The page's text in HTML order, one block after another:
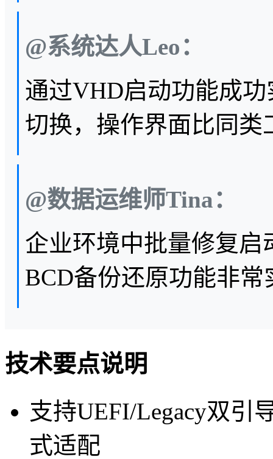
@系统达人Leo：
通过VHD启动功能成
切换，操作界面比同
@数据运维师Tina：
企业环境中批量修复
BCD备份还原功能非常
技术要点说明
支持UEFI/Legacy双引
式适配